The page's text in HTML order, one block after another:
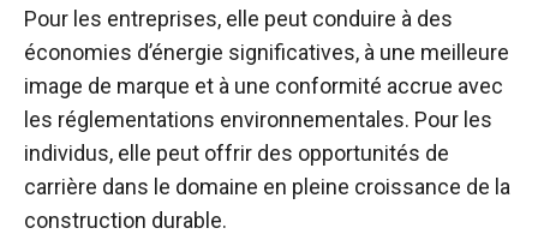
Pour les entreprises, elle peut conduire à des
économies d’énergie significatives, à une meilleure
image de marque et à une conformité accrue avec
les réglementations environnementales. Pour les
individus, elle peut offrir des opportunités de
carrière dans le domaine en pleine croissance de la
construction durable.